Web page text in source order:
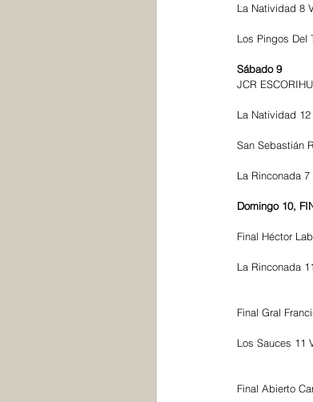
La Natividad 8
Los Pingos Del
Sábado 9
JCR
La Natividad
San Sebastián
La Rinconada
Domingo 10,
Final Héctor
La Rinconada
Final Gral
Los Sauces 11
Final Abierto